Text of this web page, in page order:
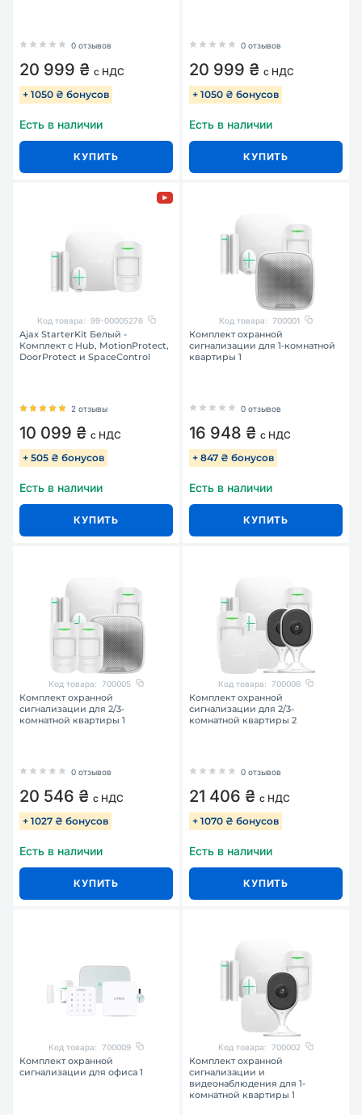
0 отзывов
20 999 ₴ с НДС
+ 1050 ₴ бонусов
Есть в наличии
КУПИТЬ
0 отзывов
20 999 ₴ с НДС
+ 1050 ₴ бонусов
Есть в наличии
КУПИТЬ
Код товара: 99-00005276
Ajax StarterKit Белый -
Комплект с Hub, MotionProtect,
DoorProtect и SpaceControl
2 отзывы
10 099 ₴ с НДС
+ 505 ₴ бонусов
Есть в наличии
КУПИТЬ
Код товара: 700001
Комплект охранной
сигнализации для 1-комнатной
квартиры 1
0 отзывов
16 948 ₴ с НДС
+ 847 ₴ бонусов
Есть в наличии
КУПИТЬ
Код товара: 700005
Комплект охранной
сигнализации для 2/3-
комнатной квартиры 1
0 отзывов
20 546 ₴ с НДС
+ 1027 ₴ бонусов
Есть в наличии
КУПИТЬ
Код товара: 700006
Комплект охранной
сигнализации для 2/3-
комнатной квартиры 2
0 отзывов
21 406 ₴ с НДС
+ 1070 ₴ бонусов
Есть в наличии
КУПИТЬ
Код товара: 700009
Комплект охранной
сигнализации для офиса 1
Код товара: 700002
Комплект охранной
сигнализации и
видеонаблюдения для 1-
комнатной квартиры 1